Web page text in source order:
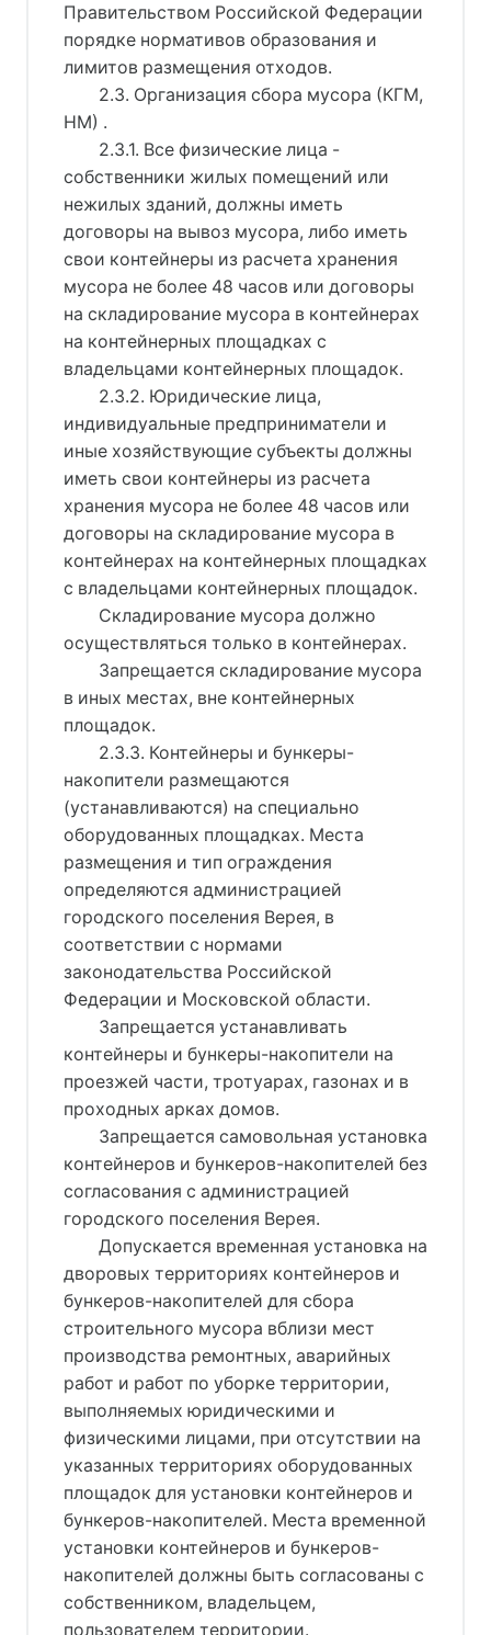
Правительством Российской Федерации
порядке нормативов образования и
лимитов размещения отходов.
2.3. Организация сбора мусора (КГМ,
НМ) .
2.3.1. Все физические лица -
собственники жилых помещений или
нежилых зданий, должны иметь
договоры на вывоз мусора, либо иметь
свои контейнеры из расчета хранения
мусора не более 48 часов или договоры
на складирование мусора в контейнерах
на контейнерных площадках с
владельцами контейнерных площадок.
2.3.2. Юридические лица,
индивидуальные предприниматели и
иные хозяйствующие субъекты должны
иметь свои контейнеры из расчета
хранения мусора не более 48 часов или
договоры на складирование мусора в
контейнерах на контейнерных площадках
с владельцами контейнерных площадок.
Складирование мусора должно
осуществляться только в контейнерах.
Запрещается складирование мусора
в иных местах, вне контейнерных
площадок.
2.3.3. Контейнеры и бункеры-
накопители размещаются
(устанавливаются) на специально
оборудованных площадках. Места
размещения и тип ограждения
определяются администрацией
городского поселения Верея, в
соответствии с нормами
законодательства Российской
Федерации и Московской области.
Запрещается устанавливать
контейнеры и бункеры-накопители на
проезжей части, тротуарах, газонах и в
проходных арках домов.
Запрещается самовольная установка
контейнеров и бункеров-накопителей без
согласования с администрацией
городского поселения Верея.
Допускается временная установка на
дворовых территориях контейнеров и
бункеров-накопителей для сбора
строительного мусора вблизи мест
производства ремонтных, аварийных
работ и работ по уборке территории,
выполняемых юридическими и
физическими лицами, при отсутствии на
указанных территориях оборудованных
площадок для установки контейнеров и
бункеров-накопителей. Места временной
установки контейнеров и бункеров-
накопителей должны быть согласованы с
собственником, владельцем,
пользователем территории.